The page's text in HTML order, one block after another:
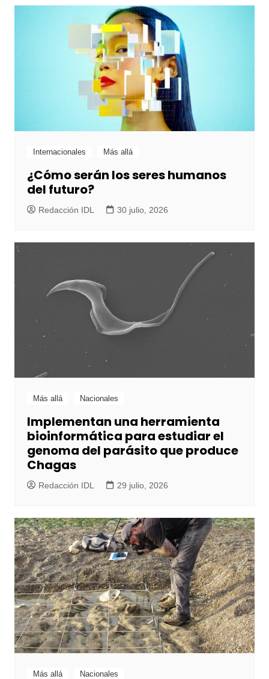
Internacionales Más allá
¿Cómo serán los seres humanos
del futuro?
Redacción IDL 30 julio, 2026
Más allá Nacionales
Implementan una herramienta
bioinformática para estudiar el
genoma del parásito que produce
Chagas
Redacción IDL 29 julio, 2026
Más allá Nacionales